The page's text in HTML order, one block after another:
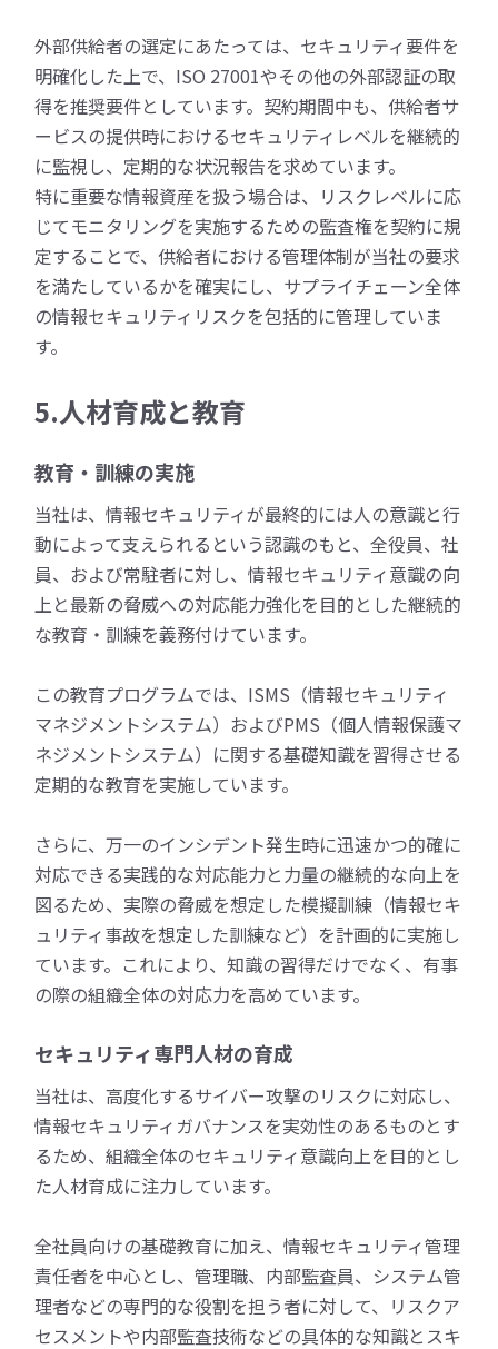
外部供給者の選定にあたっては、セキュリティ要件を
明確化した上で、ISO 27001やその他の外部認証の取
得を推奨要件としています。契約期間中も、供給者サ
ービスの提供時におけるセキュリティレベルを継続的
に監視し、定期的な状況報告を求めています。
特に重要な情報資産を扱う場合は、リスクレベルに応
じてモニタリングを実施するための監査権を契約に規
定することで、供給者における管理体制が当社の要求
を満たしているかを確実にし、サプライチェーン全体
の情報セキュリティリスクを包括的に管理していま
す。
5.人材育成と教育
教育・訓練の実施
当社は、情報セキュリティが最終的には人の意識と行
動によって支えられるという認識のもと、全役員、社
員、および常駐者に対し、情報セキュリティ意識の向
上と最新の脅威への対応能力強化を目的とした継続的
な教育・訓練を義務付けています。
この教育プログラムでは、ISMS（情報セキュリティ
マネジメントシステム）およびPMS（個人情報保護マ
ネジメントシステム）に関する基礎知識を習得させる
定期的な教育を実施しています。
さらに、万一のインシデント発生時に迅速かつ的確に
対応できる実践的な対応能力と力量の継続的な向上を
図るため、実際の脅威を想定した模擬訓練（情報セキ
ュリティ事故を想定した訓練など）を計画的に実施し
ています。これにより、知識の習得だけでなく、有事
の際の組織全体の対応力を高めています。
セキュリティ専門人材の育成
当社は、高度化するサイバー攻撃のリスクに対応し、
情報セキュリティガバナンスを実効性のあるものとす
るため、組織全体のセキュリティ意識向上を目的とし
た人材育成に注力しています。
全社員向けの基礎教育に加え、情報セキュリティ管理
責任者を中心とし、管理職、内部監査員、システム管
理者などの専門的な役割を担う者に対して、リスクア
セスメントや内部監査技術などの具体的な知識とスキ